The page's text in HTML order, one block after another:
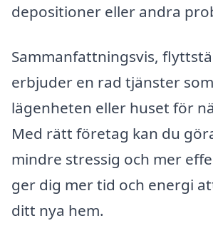
depositioner eller andra
Sammanfattningsvis,
erbjuder en rad tjänster
lägenheten eller huset för
Med rätt företag kan du
mindre stressig och mer
ger dig mer tid och energi
ditt nya hem.